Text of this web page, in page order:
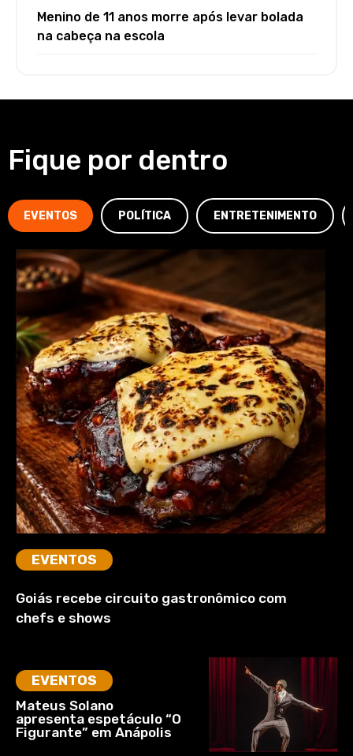
Menino de 11 anos morre após levar bolada
na cabeça na escola
Fique por dentro
EVENTOS POLÍTICA ENTRETENIMENTO
EVENTOS
Goiás recebe circuito gastronômico com
chefs e shows
EVENTOS
Mateus Solano
apresenta espetáculo “O
Figurante” em Anápolis